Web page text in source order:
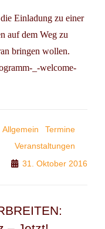
Einladung zu einer
auf dem Weg zu
bringen wollen.
_-welcome-
Categories
Allgemein
Termine
Veranstaltungen
31. Oktober 2016